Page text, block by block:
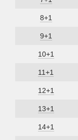
8+1
9+1
10+1
11+1
12+1
13+1
14+1